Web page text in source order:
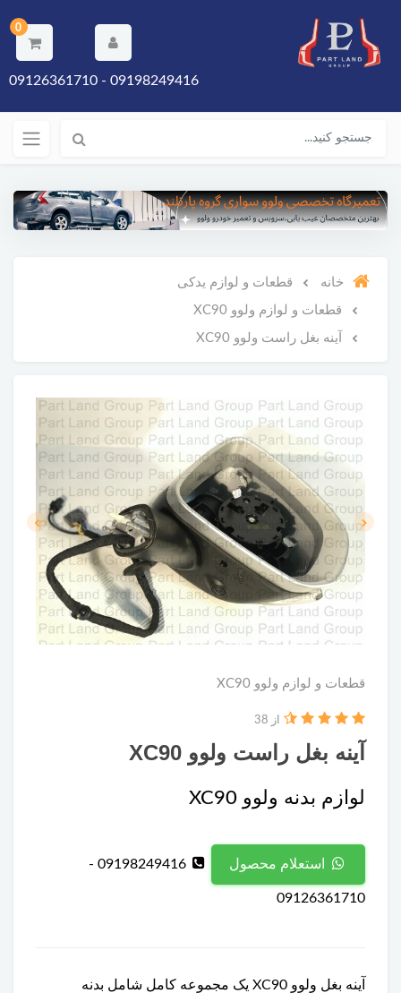
0
09198249416 - 09126361710
خانه قطعات و لوازم یدکی
قطعات و لوازم ولوو XC90
آینه بغل راست ولوو XC90
قطعات و لوازم ولوو XC90
آینه بغل راست ولوو XC90
از 38
لوازم بدنه ولوو XC90
استعلام محصول 09198249416 -
09126361710
آینه بغل ولوو XC90 یک مجموعه کامل شامل بدنه